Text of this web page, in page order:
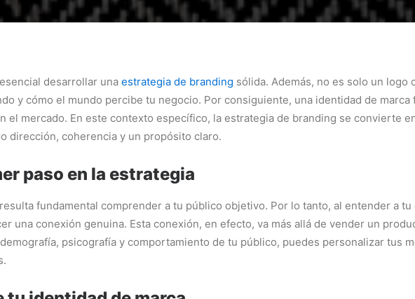
desarrollar una estrategia de branding sólida. Además, no es solo un logo
y cómo el mundo percibe tu negocio. Por consiguiente, una identidad de
el mercado. En este contexto específico, la estrategia de branding se convierte
dirección, coherencia y un propósito claro.
paso en la estrategia
fundamental comprender a tu público objetivo. Por lo tanto, al entender a
una conexión genuina. Esta conexión, en efecto, va más allá de vender un
psicografía y comportamiento de tu público, puedes personalizar tus